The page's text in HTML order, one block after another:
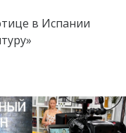
в Испании